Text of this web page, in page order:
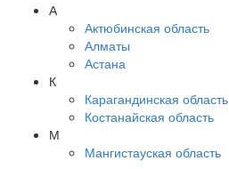
А
Актюбинская область
Алматы
Астана
К
Карагандинская область
Костанайская область
М
Мангистауская область